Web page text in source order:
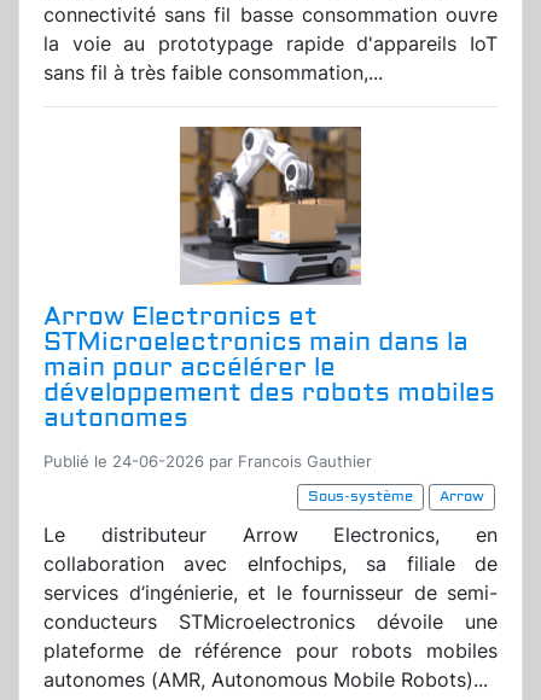
connectivité sans fil basse consommation ouvre
la voie au prototypage rapide d'appareils IoT
sans fil à très faible consommation,...
Arrow Electronics et
STMicroelectronics main dans la
main pour accélérer le
développement des robots mobiles
autonomes
Publié le 24-06-2026 par Francois Gauthier
Sous-système
Arrow
Le distributeur Arrow Electronics, en
collaboration avec eInfochips, sa filiale de
services d’ingénierie, et le fournisseur de semi-
conducteurs STMicroelectronics dévoile une
plateforme de référence pour robots mobiles
autonomes (AMR, Autonomous Mobile Robots)...